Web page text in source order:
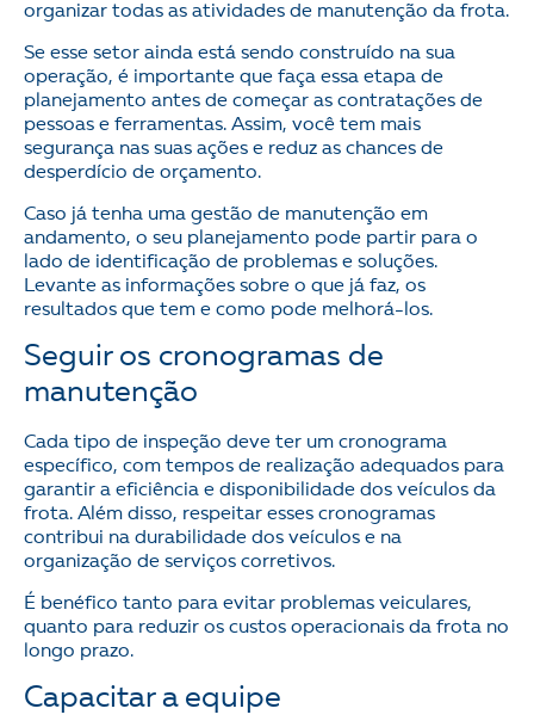
organizar todas as atividades de manutenção da frota.
Se esse setor ainda está sendo construído na sua
operação, é importante que faça essa etapa de
planejamento antes de começar as contratações de
pessoas e ferramentas. Assim, você tem mais
segurança nas suas ações e reduz as chances de
desperdício de orçamento.
Caso já tenha uma gestão de manutenção em
andamento, o seu planejamento pode partir para o
lado de identificação de problemas e soluções.
Levante as informações sobre o que já faz, os
resultados que tem e como pode melhorá-los.
Seguir os cronogramas de
manutenção
Cada tipo de inspeção deve ter um cronograma
específico, com tempos de realização adequados para
garantir a eficiência e disponibilidade dos veículos da
frota. Além disso, respeitar esses cronogramas
contribui na durabilidade dos veículos e na
organização de serviços corretivos.
É benéfico tanto para evitar problemas veiculares,
quanto para reduzir os custos operacionais da frota no
longo prazo.
Capacitar a equipe